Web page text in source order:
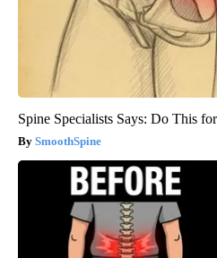
Spine Specialists Says: Do This
SmoothSpine